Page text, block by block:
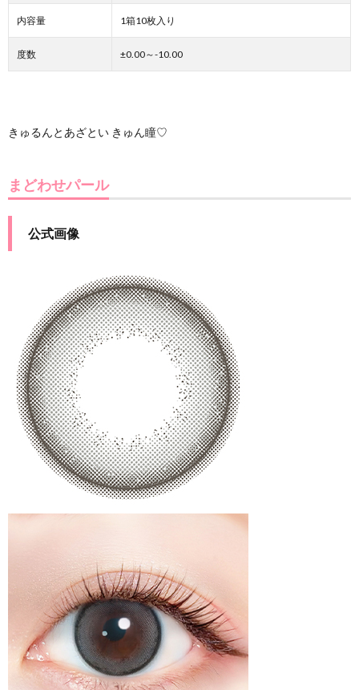
内容量 1箱10枚入り
度数 ±0.00～-10.00
きゅるんとあざとい きゅん瞳♡
まどわせパール
公式画像